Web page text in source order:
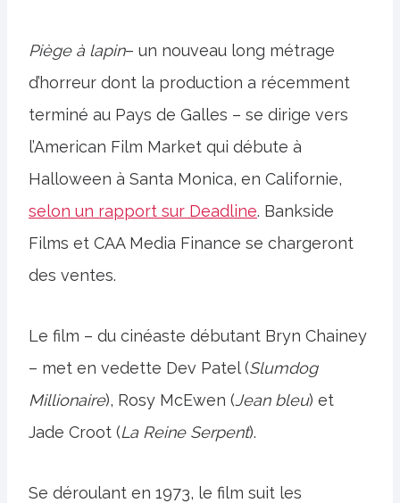
Piège à lapin– un nouveau long métrage
d’horreur dont la production a récemment
terminé au Pays de Galles – se dirige vers
l’American Film Market qui débute à
Halloween à Santa Monica, en Californie,
selon un rapport sur Deadline. Bankside
Films et CAA Media Finance se chargeront
des ventes.
Le film – du cinéaste débutant Bryn Chainey
– met en vedette Dev Patel (Slumdog
Millionaire), Rosy McEwen (Jean bleu) et
Jade Croot (La Reine Serpent).
Se déroulant en 1973, le film suit les